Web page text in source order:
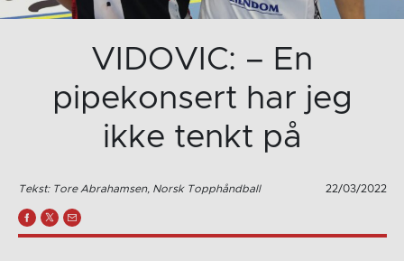
VIDOVIC: – En
pipekonsert har jeg
ikke tenkt på
Tekst: Tore Abrahamsen, Norsk Topphåndball 22/03/2022